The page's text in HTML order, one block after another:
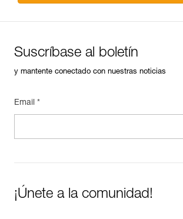
Suscríbase al boletín
y mantente conectado con nuestras noticias
Email *
¡Únete a la comunidad!